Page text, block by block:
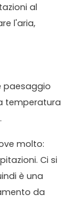
al
l'aria,
paesaggio
temperatura
molto:
Ci si
è una
da